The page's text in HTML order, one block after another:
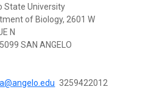
State University
of Biology, 2601 W
N
SAN ANGELO
3259422012